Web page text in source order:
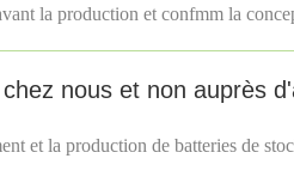
la production et confmm la
nous et non auprès
et la production de batteries de